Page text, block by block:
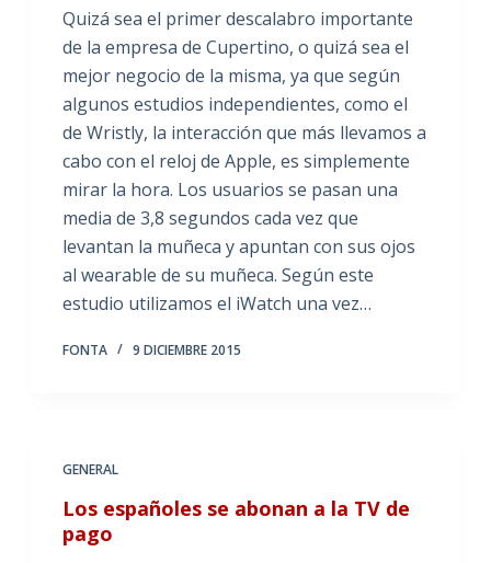
Quizá sea el primer descalabro importante
de la empresa de Cupertino, o quizá sea el
mejor negocio de la misma, ya que según
algunos estudios independientes, como el
de Wristly, la interacción que más llevamos a
cabo con el reloj de Apple, es simplemente
mirar la hora. Los usuarios se pasan una
media de 3,8 segundos cada vez que
levantan la muñeca y apuntan con sus ojos
al wearable de su muñeca. Según este
estudio utilizamos el iWatch una vez…
FONTA 9 DICIEMBRE 2015
GENERAL
Los españoles se abonan a la TV de
pago